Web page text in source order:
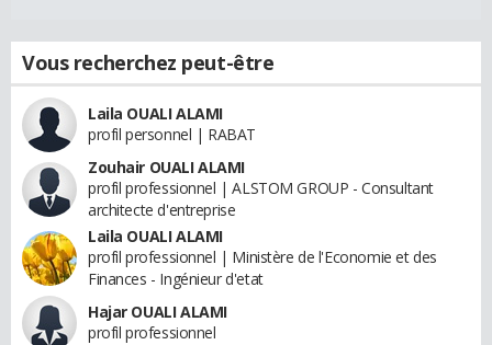
Vous recherchez peut-être
Laila OUALI ALAMI
profil personnel | RABAT
Zouhair OUALI ALAMI
profil professionnel | ALSTOM GROUP - Consultant
architecte d'entreprise
Laila OUALI ALAMI
profil professionnel | Ministère de l'Economie et des
Finances - Ingénieur d'etat
Hajar OUALI ALAMI
profil professionnel